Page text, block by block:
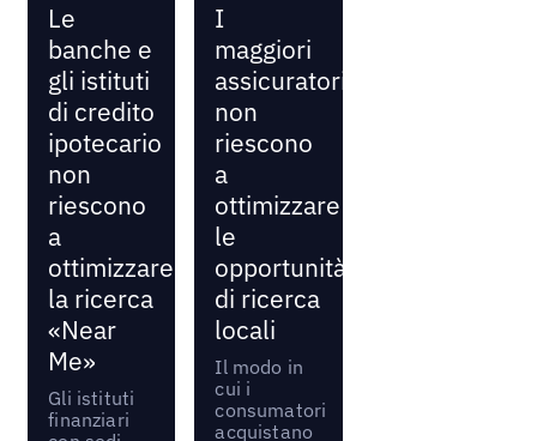
Le
banche e
gli istituti
di credito
ipotecario
non
riescono
a
ottimizzare
la ricerca
«Near
Me»
Gli istituti
finanziari
I
maggiori
assicuratori
non
riescono
a
ottimizzare
le
opportunità
di ricerca
locali
Il modo in
cui i
consumatori
acquistano